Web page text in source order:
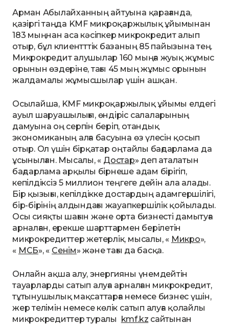
Арман Абылайханның айтуына қарағанда,
қазіргі таңда KMF микроқаржылық ұйымынан
183 мыңнан аса кәсіпкер микрокредит алып
отыр, бұл клиентттік базаның 85 пайызына тең.
Микрокредит алушылар 160 мыңға жуық жұмыс
орынын өздеріне, тағы 45 мың жұмыс орынын
жалдамалы жұмысшылар үшін ашқан.
Осылайша, KMF микроқаржылық ұйымы елдегі
ауыл шаруашылығы, өндіріс салаларының
дамуына оң серпін беріп, отандық
экономиканың алға басуына өз үлесін қосып
отыр. Ол үшін бірқатар оңтайлы бағдарлама да
ұсынылған. Мысалы, « Достар» деп аталатын
бағдарлама арқылы бірнеше адам бірігіп,
кепілдіксіз 5 миллион теңгеге дейін ала алады.
Бір қызығы, кепілдікке достардың адамгершілігі,
бір-бірінің алдындағы жауапкершілік қойылады.
Осы сияқты шағын және орта бизнесті дамытуға
арналған, ерекше шарттармен берілетін
микрокредиттер жетерлік, мысалы, « Микро»,
« МСБ», « Сенім» және тағы да басқа.
Онлайн ақша алу, энергияны үнемдейтін
тауарларды сатып алуға арналған микрокредит,
тұтынушылық мақсаттарға немесе бизнес үшін,
жер телімін немесе көлік сатып алуға қолайлы
микрокредиттер туралы
kmf.kz сайтынан